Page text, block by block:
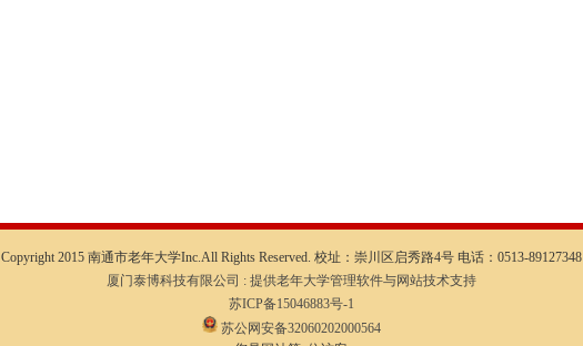
Copyright 2015 南通市老年大学Inc.All Rights Reserved. 校址：崇川区启秀路4号 电话：0513-89127348
厦门泰博科技有限公司 : 提供老年大学管理软件与网站技术支持
苏ICP备15046883号-1
苏公网安备32060202000564